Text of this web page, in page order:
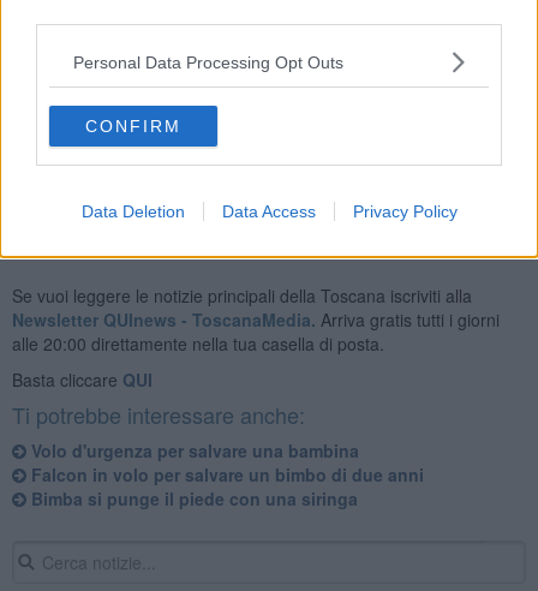
Personal Data Processing Opt Outs
CONFIRM
Data Deletion Data Access Privacy Policy
Il bimbo, di tre mesi, è stato assistito e monitorato durante il volo da
un un'equipe medica composta da un dottore ed un infermiere
specializzato del presidio ospedaliero sardo.
Se vuoi leggere le notizie principali della Toscana iscriviti alla
Newsletter QUInews - ToscanaMedia. Arriva gratis tutti i giorni
alle 20:00 direttamente nella tua casella di posta.
Basta cliccare QUI
Ti potrebbe interessare anche:
Volo d'urgenza per salvare una bambina
Falcon in volo per salvare un bimbo di due anni
Bimba si punge il piede con una siringa